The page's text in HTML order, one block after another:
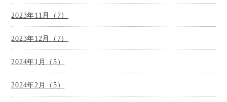
2023年11月（7）
2023年12月（7）
2024年1月（5）
2024年2月（5）